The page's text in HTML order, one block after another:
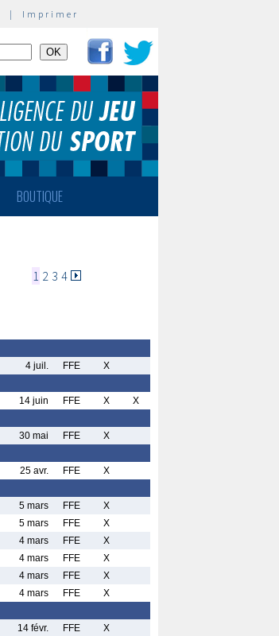
| Imprimer
BOUTIQUE
1 2 3 4
4 juil. FFE
X
14 juin FFE X
X
30 mai FFE
X
25 avr. FFE
X
5 mars FFE
X
5 mars FFE
X
4 mars FFE
X
4 mars FFE
X
4 mars FFE
X
4 mars FFE
X
14 févr. FFE
X